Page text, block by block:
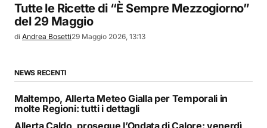
Tutte le Ricette di “È Sempre Mezzogiorno”
del 29 Maggio
di Andrea Bosetti29 Maggio 2026, 13:13
NEWS RECENTI
Maltempo, Allerta Meteo Gialla per Temporali in
molte Regioni: tutti i dettagli
Allerta Caldo, prosegue l’Ondata di Calore: venerdì